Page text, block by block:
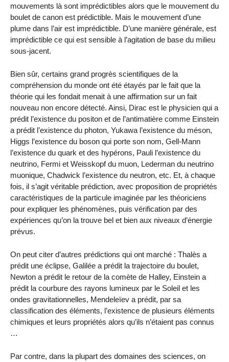
mouvements là sont imprédictibles alors que le mouvement du
boulet de canon est prédictible. Mais le mouvement d’une
plume dans l’air est imprédictible. D’une manière générale, est
imprédictible ce qui est sensible à l’agitation de base du milieu
sous-jacent.
Bien sûr, certains grand progrès scientifiques de la
compréhension du monde ont été étayés par le fait que la
théorie qui les fondait menait à une affirmation sur un fait
nouveau non encore détecté. Ainsi, Dirac est le physicien qui a
prédit l’existence du positon et de l’antimatière comme Einstein
a prédit l’existence du photon, Yukawa l’existence du méson,
Higgs l’existence du boson qui porte son nom, Gell-Mann
l’existence du quark et des hypérons, Pauli l’existence du
neutrino, Fermi et Weisskopf du muon, Lederman du neutrino
muonique, Chadwick l’existence du neutron, etc. Et, à chaque
fois, il s’agit véritable prédiction, avec proposition de propriétés
caractéristiques de la particule imaginée par les théoriciens
pour expliquer les phénomènes, puis vérification par des
expériences qu’on la trouve bel et bien aux niveaux d’énergie
prévus.
On peut citer d’autres prédictions qui ont marché : Thalès a
prédit une éclipse, Galilée a prédit la trajectoire du boulet,
Newton a prédit le retour de la comète de Halley, Einstein a
prédit la courbure des rayons lumineux par le Soleil et les
ondes gravitationnelles, Mendeleïev a prédit, par sa
classification des éléments, l’existence de plusieurs éléments
chimiques et leurs propriétés alors qu’ils n’étaient pas connus
…
Par contre, dans la plupart des domaines des sciences, on